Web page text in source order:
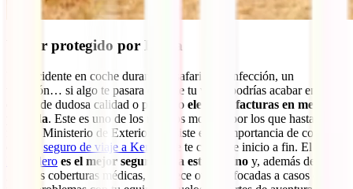
Viajar protegido por Kenia
Un accidente en coche durante tu safari, una infección, un
tropezón… si algo te pasara durante tu viaje, podrías acabar en un
centro de dudosa calidad o pagando elevadas facturas en medicina
privada. Este es uno de los muchos motivos por los que hasta el
mismo Ministerio de Exteriores insiste en la importancia de contar
seguro de viaje a Kenia que te cubra de inicio a fin. El
Mochilero es el mejor seguro para este destino y, además de
grandes coberturas médicas, te ofrece otras enfocadas a casos como